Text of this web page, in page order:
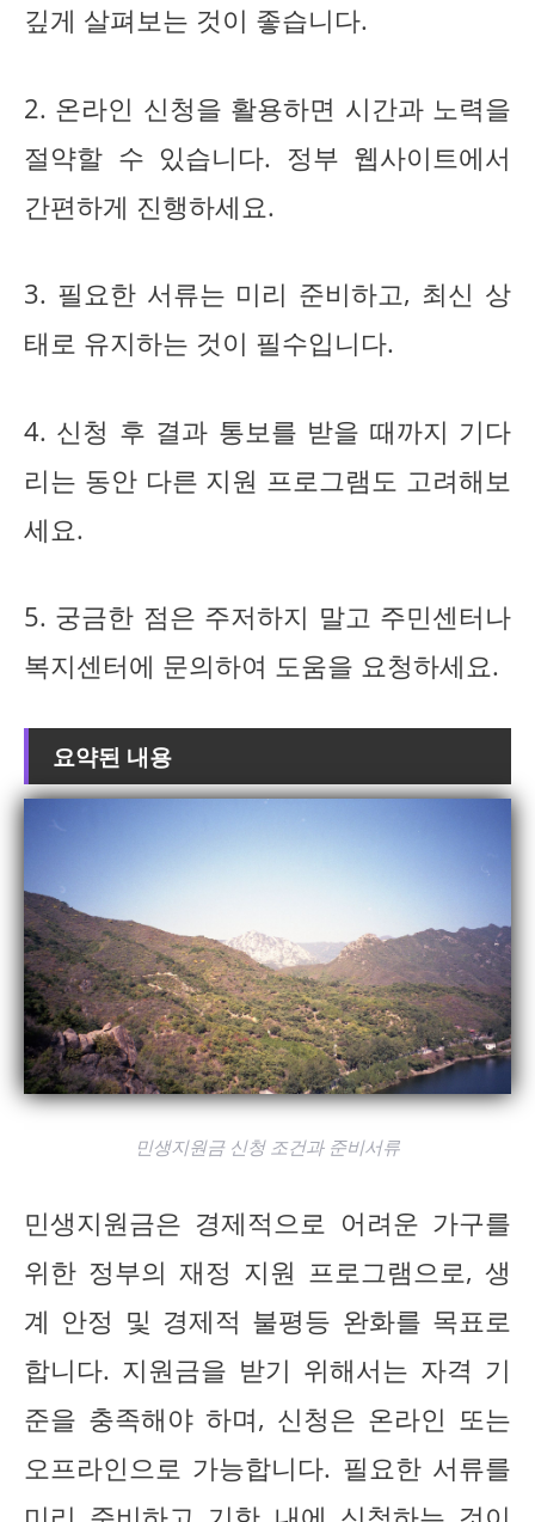
깊게 살펴보는 것이 좋습니다.
2. 온라인 신청을 활용하면 시간과 노력을
절약할 수 있습니다. 정부 웹사이트에서
간편하게 진행하세요.
3. 필요한 서류는 미리 준비하고, 최신 상
태로 유지하는 것이 필수입니다.
4. 신청 후 결과 통보를 받을 때까지 기다
리는 동안 다른 지원 프로그램도 고려해보
세요.
5. 궁금한 점은 주저하지 말고 주민센터나
복지센터에 문의하여 도움을 요청하세요.
요약된 내용
민생지원금 신청 조건과 준비서류
민생지원금은 경제적으로 어려운 가구를
위한 정부의 재정 지원 프로그램으로, 생
계 안정 및 경제적 불평등 완화를 목표로
합니다. 지원금을 받기 위해서는 자격 기
준을 충족해야 하며, 신청은 온라인 또는
오프라인으로 가능합니다. 필요한 서류를